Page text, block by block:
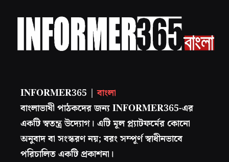
INFORMER365 |বাংলা
বাংলাভাষী পাঠকদের জন্য INFORMER365-এর
একটি স্বতন্ত্র উদ্যোগ। এটি মূল প্ল্যাটফর্মের কোনো
অনুবাদ বা সংস্করণ নয়; বরং সম্পূর্ণ স্বাধীনভাবে
পরিচালিত একটি প্রকাশনা।